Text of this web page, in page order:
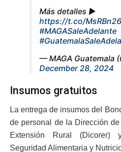
Más detalles ▶️
https://t.co/
#MAGASaleAdelante
— MAGA Guatemala
December 28, 2024
Insumos gratuitos
La entrega de insumos del
de personal de la Dirección
Extensión Rural
Seguridad Alimentaria y